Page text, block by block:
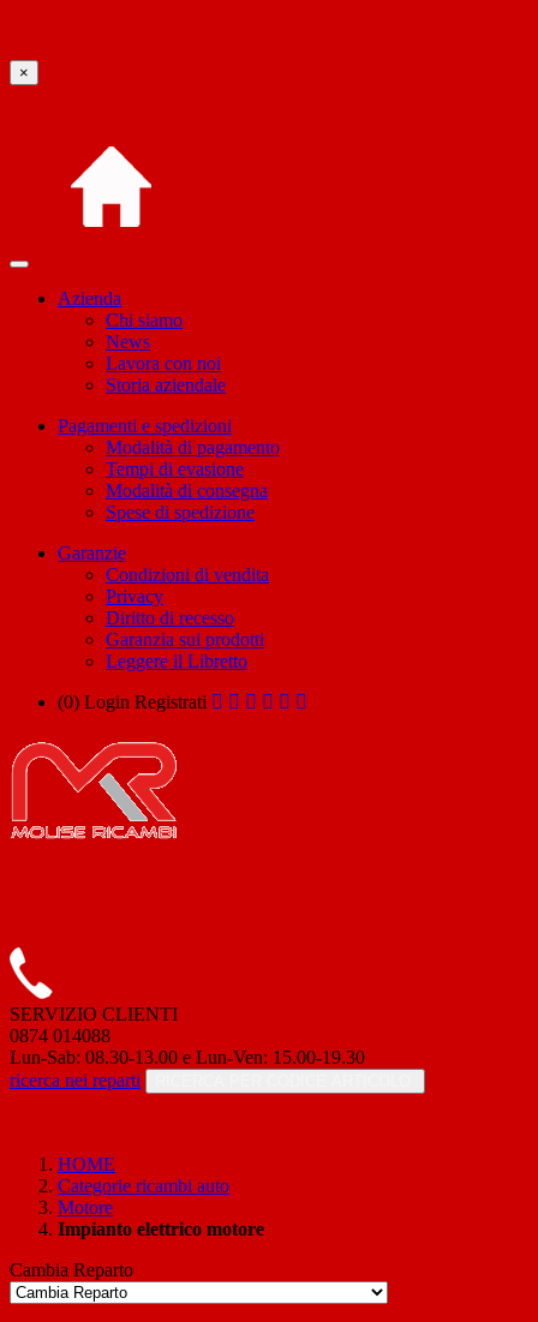
×
Azienda
Chi siamo
News
Lavora con noi
Storia aziendale
Pagamenti e spedizioni
Modalità di pagamento
Tempi di evasione
Modalità di consegna
Spese di spedizione
Garanzie
Condizioni di vendita
Privacy
Diritto di recesso
Garanzia sui prodotti
Leggere il Libretto
(0) Login Registrati
SERVIZIO CLIENTI
0874 014088
Lun-Sab: 08.30-13.00 e Lun-Ven: 15.00-19.30
ricerca nei reparti
HOME
Categorie ricambi auto
Motore
Impianto elettrico motore
Cambia Reparto